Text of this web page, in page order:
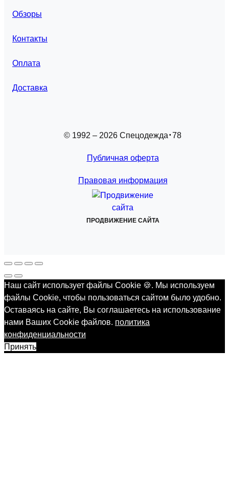
Обзоры
Контакты
Оплата
Доставка
© 1992 – 2026 Спецодежда 78
Публичная оферта
Правовая информация
ПРОДВИЖЕНИЕ САЙТА
Наш сайт использует файлы Cookie 🍪. Мы используем
файлы Cookie, чтобы пользоваться сайтом было удобно.
Оставаясь на сайте, Вы соглашаетесь на использование
нами Ваших Cookie файлов. политика
конфиденциальности
Принять